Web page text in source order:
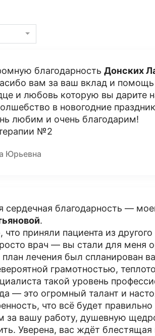
благодарность Донских
вам за ваш вклад и
и любовь которую вы
в новогодние
любим и очень благодарим!
№2
Юрьевна
сердечная благодарность —
.
что приняли пациента из
врач — вы стали для меня
лечения был спланирован
грамотностью,
такой уровень
— это огромный талант и
что всё будет
за вашу работу, душевную
Уверена, вас ждёт